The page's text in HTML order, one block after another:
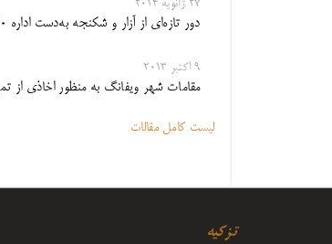
27 ژانویه 2014
دور تازه‌ای از آزار و شکنجه به‌دست اداره ۶۱۰، در شهر ارومچی
9 اکتبر 2013
مقامات شهر ویفانگ به منظور اخاذی از
لیست کامل مقالات
تزکیه